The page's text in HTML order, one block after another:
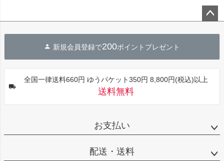
へ
新規会員登録で200ポイントプレゼント
全国一律送料660円 ゆうパケット350円 8,800円(税込)以上
送料無料
お支払い
配送・送料